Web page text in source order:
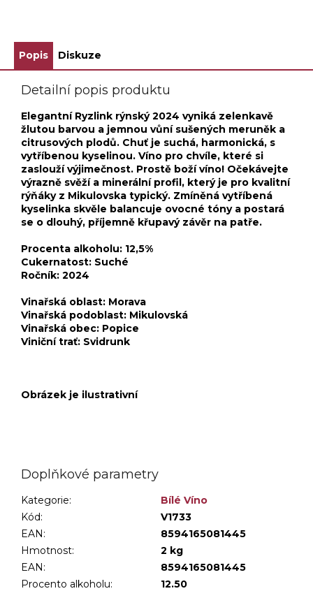
Popis Diskuze
Detailní popis produktu
Elegantní Ryzlink rýnský 2024 vyniká zelenkavě
žlutou barvou a jemnou vůní sušených meruněk a
citrusových plodů. Chuť je suchá, harmonická, s
vytříbenou kyselinou. Víno pro chvíle, které si
zaslouží výjimečnost. Prostě boží víno! Očekávejte
výrazně svěží a minerální profil, který je pro kvalitní
rýňáky z Mikulovska typický. Zmíněná vytříbená
kyselinka skvěle balancuje ovocné tóny a postará
se o dlouhý, příjemně křupavý závěr na patře.
Procenta alkoholu: 12,5%
Cukernatost: Suché
Ročník: 2024
Vinařská oblast: Morava
Vinařská podoblast: Mikulovská
Vinařská obec: Popice
Viniční trať: Svidrunk
Obrázek je ilustrativní
Doplňkové parametry
Kategorie:
Bílé Víno
Kód:
V1733
EAN:
8594165081445
Hmotnost:
2 kg
EAN:
8594165081445
Procento alkoholu:
12.50